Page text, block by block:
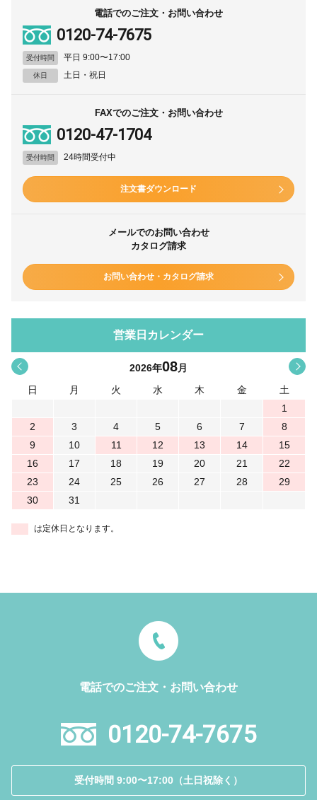
電話でのご注文・お問い合わせ
0120-74-7675
受付時間 平日 9:00〜17:00
休日 土日・祝日
FAXでのご注文・お問い合わせ
0120-47-1704
受付時間 24時間受付中
注文書ダウンロード
メールでのお問い合わせ
カタログ請求
お問い合わせ・カタログ請求
営業日カレンダー
< 2026年08月
日
月 火 水 木 金
土
1
2
3 4 5 6 7
8
9
10 11 12 13 14
15
16
17 18 19 20 21
22
23
24 25 26 27 28
29
30
31
は定休日となります。
電話でのご注文・お問い合わせ
0120-74-7675
受付時間 9:00〜17:00（土日祝除く）